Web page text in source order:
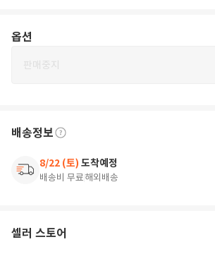
옵션
판매중지
배송정보
8/22 (토) 도착예정
배송비 무료해외배송
셀러 스토어